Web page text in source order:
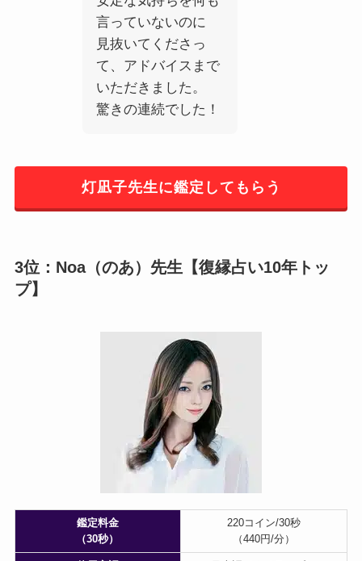
言っていないのに
見抜いてくださっ
て、アドバイスまで
いただきました。
驚きの連続でした！
灯凪子先生に鑑定してもらう
3位：Noa（のあ）先生【復縁占い10年トッ
プ】
鑑定料金
（30秒）
220コイン/30秒
（440円/分）